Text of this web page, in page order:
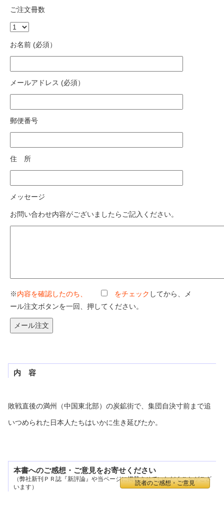
ご注文冊数
お名前 (必須）
メールアドレス (必須）
郵便番号
住 所
メッセージ
お問い合わせ内容がございましたらご記入ください。
※内容を確認したのち、 をチェック してから、メ
ール注文ボタンを一回、押してください。
内 容
敗戦直後の満州（中国東北部）の炭鉱街で、集団自決寸前まで追
いつめられた日本人たちはいかに生き延びたか。
本書へのご感想・ご意見をお寄せください
（弊社新刊ＰＲ誌『新評論』や当ページに掲載させていただくことがござ
います）
読者のご感想・ご意見